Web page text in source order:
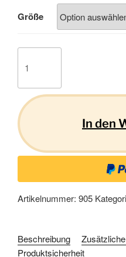
Größe
Schäferhund
Menge
In den
Artikelnummer: 905
Beschreibung
Produktsicherheit